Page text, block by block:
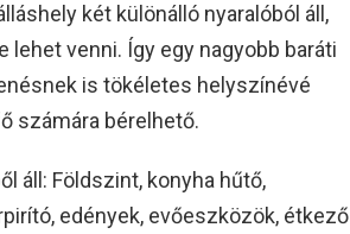
két különálló nyaralóból áll,
venni. Így egy nagyobb baráti
is tökéletes helyszínévé
számára bérelhető.
áll: Földszint, konyha hűtő,
edények, evőeszközök, étkező